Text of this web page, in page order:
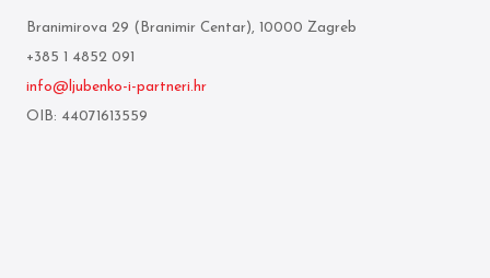
Branimirova 29 (Branimir Centar), 10000 Zagreb
+385 1 4852 091
info@ljubenko-i-partneri.hr
OIB: 44071613559